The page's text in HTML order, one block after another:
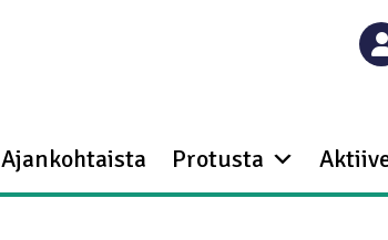
Ajankohtaista Protusta